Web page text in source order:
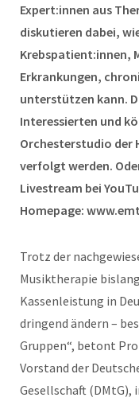
Expert:innen aus
diskutieren dabei,
Krebspatient:innen,
Erkrankungen,
unterstützen kann.
Interessierten und
Orchesterstudio der
verfolgt werden.
Livestream bei
Homepage:
Trotz der
Musiktherapie
Kassenleistung in
dringend ändern –
Gruppen“, betont
Vorstand der
Gesellschaft (DMtG),